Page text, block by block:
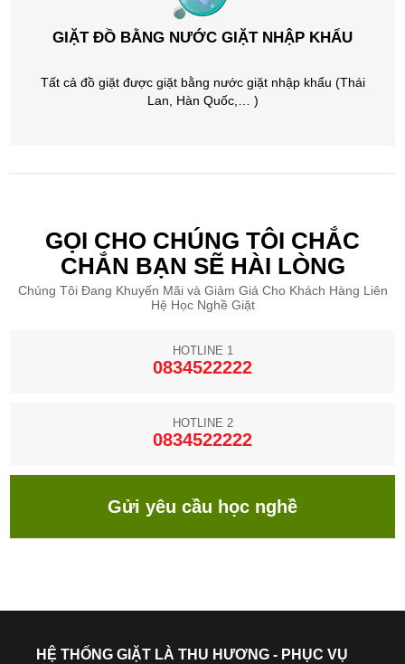
GIẶT ĐỒ BẰNG NƯỚC GIẶT NHẬP KHẨU
Tất cả đồ giặt được giặt bằng nước giặt nhập khẩu (Thái
Lan, Hàn Quốc,… )
GỌI CHO CHÚNG TÔI CHẮC
CHẮN BẠN SẼ HÀI LÒNG
Chúng Tôi Đang Khuyến Mãi và Giảm Giá Cho Khách Hàng Liên
Hệ Học Nghề Giặt
HOTLINE 1
0834522222
HOTLINE 2
0834522222
Gửi yêu cầu học nghề
HỆ THỐNG GIẶT LÀ THU HƯƠNG - PHỤC VỤ